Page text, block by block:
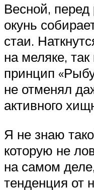
Весной,
окунь
стаи.
на меляке,
принцип
не отменял
активного
Я не знаю
которую не
на самом
тенденция от